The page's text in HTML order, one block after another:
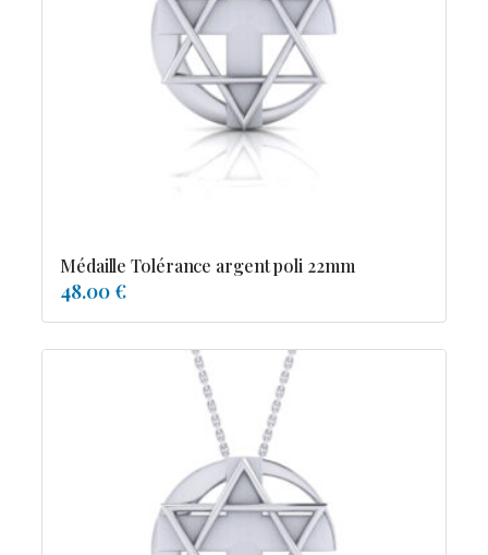
Médaille Tolérance argent poli 22mm
48.00 €